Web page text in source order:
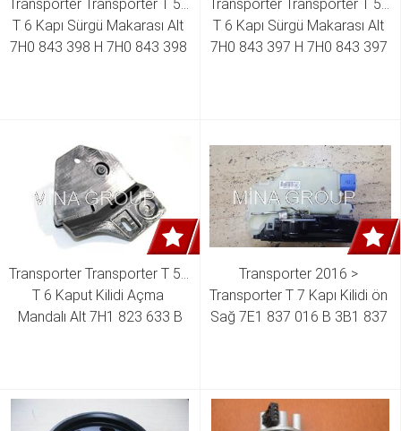
Transporter Transporter T 5 -
T 6 Kapı Sürgü Makarası Alt
7H0 843 398 H 7H0 843 398
Transporter Transporter T 5 -
T 6 Kapı Sürgü Makarası Alt
7H0 843 397 H 7H0 843 397
Transporter Transporter T 5 -
T 6 Kaput Kilidi Açma
Mandalı Alt 7H1 823 633 B
Transporter 2016 >
Transporter T 7 Kapı Kilidi ön
Sağ 7E1 837 016 B 3B1 837